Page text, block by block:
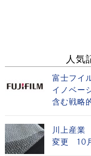
人気
富士フイ
イノベー
含む戦略
川上産業
変更 10